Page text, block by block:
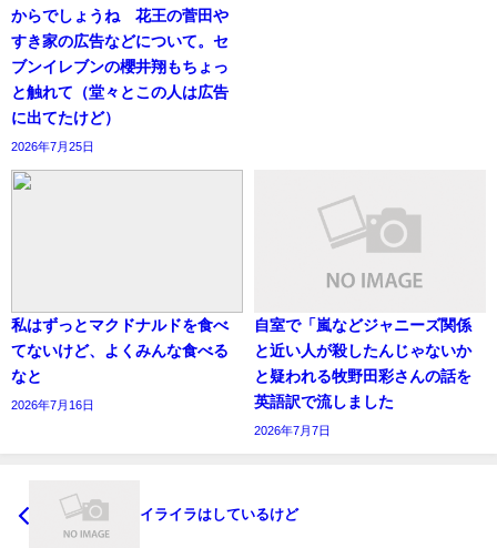
からでしょうね 花王の菅田や
すき家の広告などについて。セ
ブンイレブンの櫻井翔もちょっ
と触れて（堂々とこの人は広告
に出てたけど）
2026年7月25日
私はずっとマクドナルドを食べ
てないけど、よくみんな食べる
なと
2026年7月16日
自室で「嵐などジャニーズ関係
と近い人が殺したんじゃないか
と疑われる牧野田彩さんの話を
英語訳で流しました
2026年7月7日
イライラはしているけど